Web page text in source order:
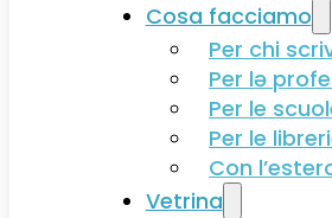
Cosa facciamo
Per chi
Per lə
Per le
Per le
Con
Vetrina